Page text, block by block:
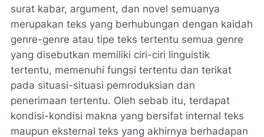
surat kabar, argument, dan novel semuanya
merupakan teks yang berhubungan dengan kaidah
genre-genre atau tipe teks tertentu semua genre
yang disebutkan memiliki ciri-ciri linguistik
tertentu, memenuhi fungsi tertentu dan terikat
pada situasi-situasi pemroduksian dan
penerimaan tertentu. Oleh sebab itu, terdapat
kondisi-kondisi makna yang bersifat internal teks
maupun eksternal teks yang akhirnya berhadapan